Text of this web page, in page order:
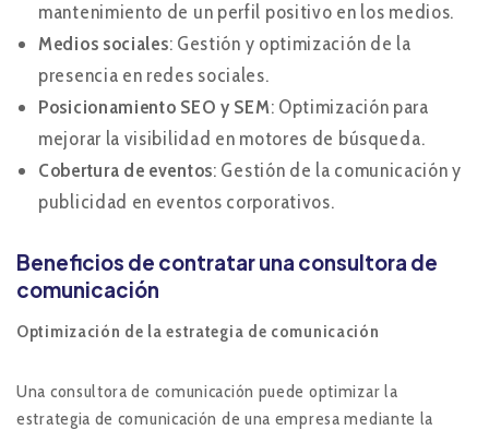
mantenimiento de un perfil positivo en los medios.
Medios sociales: Gestión y optimización de la
presencia en redes sociales.
Posicionamiento SEO y SEM: Optimización para
mejorar la visibilidad en motores de búsqueda.
Cobertura de eventos: Gestión de la comunicación y
publicidad en eventos corporativos.
Beneficios de contratar una consultora de
comunicación
Optimización de la estrategia de comunicación
Una consultora de comunicación puede optimizar la
estrategia de comunicación de una empresa mediante la